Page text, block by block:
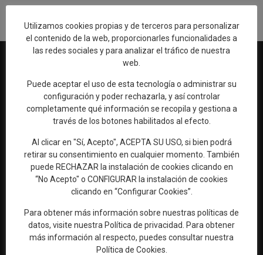
Web oficial de Turismo del Excmo. Ayuntamiento de Talavera de
la Reina
OFICINA DE TURISMO
Ronda del Cañillo, s/n
45600 Talavera de la Reina (Toledo)
oficinaturismo@talavera.org
Utilizamos cookies propias y de terceros para personalizar
el contenido de la web, proporcionarles funcionalidades a
las redes sociales y para analizar el tráfico de nuestra
web.
Puede aceptar el uso de esta tecnología o administrar su
configuración y poder rechazarla, y así controlar
completamente qué información se recopila y gestiona a
través de los botones habilitados al efecto.
Al clicar en "Sí, Acepto", ACEPTA SU USO, si bien podrá
retirar su consentimiento en cualquier momento. También
puede RECHAZAR la instalación de cookies clicando en
“No Acepto" o CONFIGURAR la instalación de cookies
clicando en “Configurar Cookies”.
Para obtener más información sobre nuestras políticas de
datos, visite nuestra Política de privacidad
. Para obtener
más información al respecto, puedes consultar nuestra
Política de Cookies